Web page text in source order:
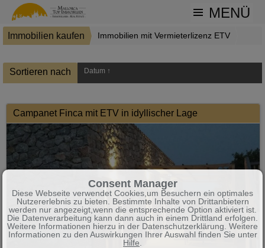
MENÜ
Immobilien kaufen
Immobilien mit Vermieterlizenz ETV
Sortieren nach Datum ↑
Campanet Finca mit ETV in idyllischer Lage
Consent Manager
Diese Webseite verwendet Cookies,um Besuchern ein optimales
Nutzererlebnis zu bieten. Bestimmte Inhalte von Drittanbietern
werden nur angezeigt,wenn die entsprechende Option aktiviert ist.
Die Datenverarbeitung kann dann auch in einem Drittland erfolgen.
Weitere Informationen hierzu in der Datenschutzerklärung. Weitere
Informationen zu den Auswirkungen Ihrer Auswahl finden Sie unter
Hilfe